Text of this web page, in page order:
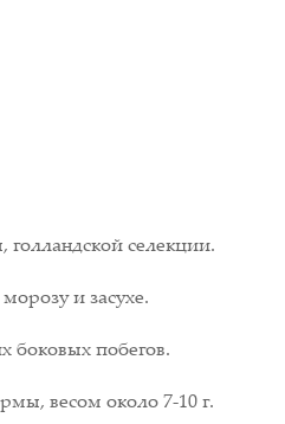
селекции.
и засухе.
боковых побегов.
весом около 7-10 г.